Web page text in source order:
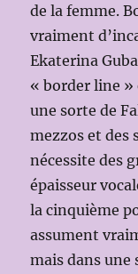
de la femme.
vraiment
Ekaterina
« border line »
une sorte de
mezzos et des
nécessite des
épaisseur
la cinquième
assument
mais dans une